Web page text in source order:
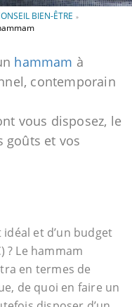
BIEN-ÊTRE »
hammam à
contemporain
vous disposez, le
goûts et vos
et d’un budget
? Le hammam
en termes de
de quoi en faire un